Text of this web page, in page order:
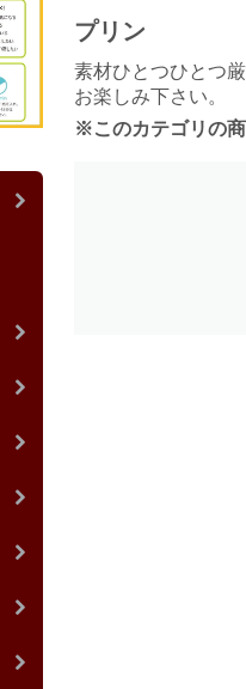
プリン
素材ひとつひとつ
お楽しみ下さい。
※このカテゴリの商